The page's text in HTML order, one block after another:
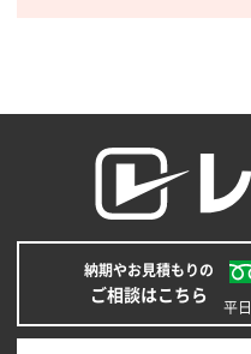
以前の注文も含め価
青森県K社様
ワンポイントポリ袋
2025年12月24日 13:22
安い
納期やお見積もりの
ご相談はこちら
平